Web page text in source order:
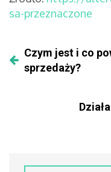
sa-przeznaczone
Czym jest i co
sprzedaży?